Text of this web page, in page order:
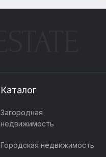
Каталог
Загородная
недвижимость
Городская недвижимость